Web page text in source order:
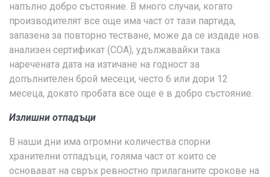
напълно добро състояние. В много случаи, когато
производителят все още има част от тази партида,
запазена за повторно тестване, може да се издаде нов
анализен сертификат (COA), удължавайки така
наречената дата на изтичане на годност за
допълнителен брой месеци, често 6 или дори 12
месеца, докато пробата все още е в добро състояние.
Излишни отпадъци
В наши дни има огромни количества спорни
хранителни отпадъци, голяма част от които се
основават на свръх ревностно прилаганите срокове на